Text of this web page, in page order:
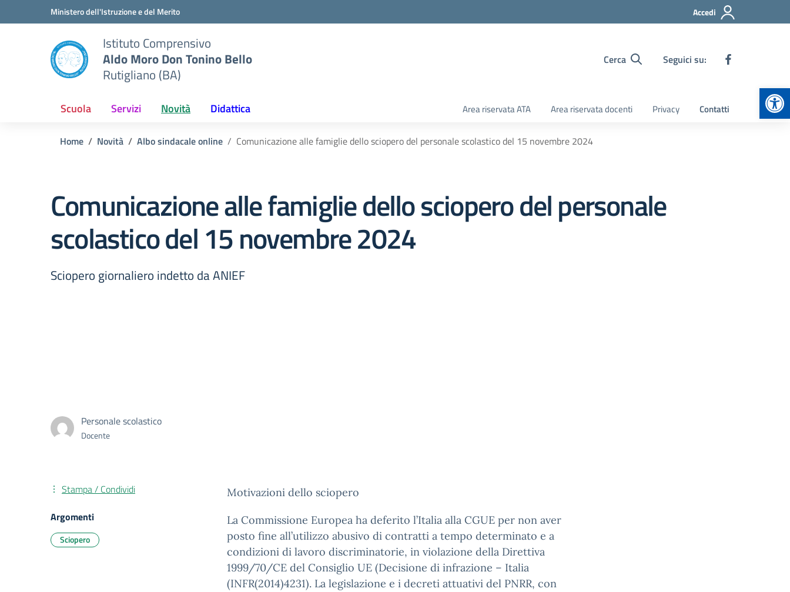
Vai ai contenuti
Vai al menu di navigazioneMinistero dell'Istruzione e del Merito Accedi
Istituto Comprensivo
Aldo Moro Don Tonino Bello
Rutigliano (BA)
Cerca Seguici su:
Scuola Servizi Novità Didattica Area riservata ATA Area riservata docenti Privacy Contatti
Home Novità Albo sindacale online Comunicazione alle famiglie dello sciopero del personale scolastico del 15 novembre 2024
Comunicazione alle famiglie dello sciopero del personale
scolastico del 15 novembre 2024
Sciopero giornaliero indetto da ANIEF
Personale scolastico
Docente
Motivazioni dello sciopero
La Commissione Europea ha deferito l’Italia alla CGUE per non aver
posto fine all’utilizzo abusivo di contratti a tempo determinato e a
condizioni di lavoro discriminatorie, in violazione della Direttiva
1999/70/CE del Consiglio UE (Decisione di infrazione – Italia
(INFR(2014)4231). La legislazione e i decreti attuativi del PNRR, con
Stampa / Condividi
Argomenti
Sciopero